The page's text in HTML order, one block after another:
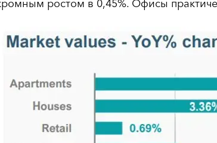
ростом в 0,45%. Офисы